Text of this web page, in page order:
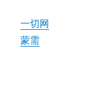
一切网
蒙需